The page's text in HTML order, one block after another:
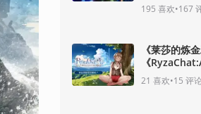
195 喜欢•167
《莱莎的炼
《
21 喜欢•15 评论